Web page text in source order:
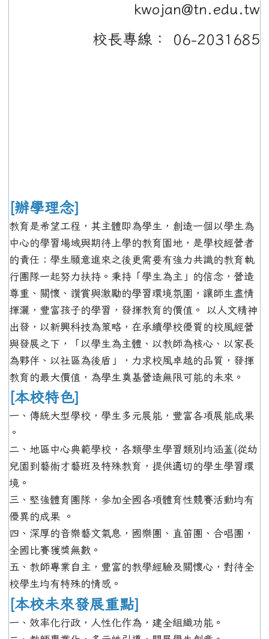
kwojan@tn.edu.tw
校長專線： 06-2031685
[辦學理念]
教育是希望工程，其主體即為學生，創造一個以學生為
中心的學習場域與期待上學的教育園地，是學校經營者
的責任；學生願意進來之後更需要有強力共識的教育執
行團隊一起努力扶持。秉持「學生為主」的信念，營造
尊重、關懷、讚賞與激勵的學習環境氛圍，讓師生盡情
揮灑，豐富孩子的學習，發揮教育的價值。 以人文精神
出發，以新興科技為策略，在承續學校優質的校風經營
與發展之下，「以學生為主體、以教師為核心、以家長
為夥伴、以社區為後盾」，力求校風卓越的品質，發揮
教育的最大價值，為學生奠基營造無限可能的未來。
[本校特色]
一、傳統大型學校，學生多元展能，豐富各項展能成果
。
二、地區中心典範學校，各類學生學習類別均涵蓋(從幼
兒園到藝術才藝班及特殊教育，提供適切的學生學習環
境。
三、堅強體育團隊，參加全國各項體育性競賽活動均有
優異的成果 。
四、深厚的音樂藝文氣息，國樂團、直笛團、合唱團，
全國比賽獲獎無數。
五、教師專業自主，豐富的教學經驗及關懷心，對待全
校學生均有特殊的情感。
[本校未來發展重點]
一、效率化行政，人性化作為，建全組織功能。